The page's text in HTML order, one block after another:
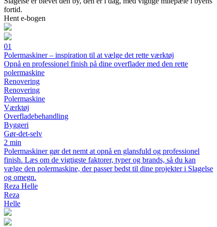
fortid.
Hent e-bogen
01
Polermaskiner – inspiration til at vælge det rette værktøj
Opnå en professionel finish på dine overflader med den rette
polermaskine
Renovering
Renovering
Polermaskine
Værktøj
Overfladebehandling
Byggeri
Gør-det-selv
2 min
Polermaskiner gør det nemt at opnå en glansfuld og professionel
finish. Læs om de vigtigste faktorer, typer og brands, så du kan
vælge den polermaskine, der passer bedst til dine projekter i Slagelse
og omegn.
Reza Helle
Reza
Helle